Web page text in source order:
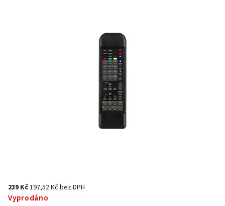
239 Kč197,52 Kč bez DPH
Vyprodáno